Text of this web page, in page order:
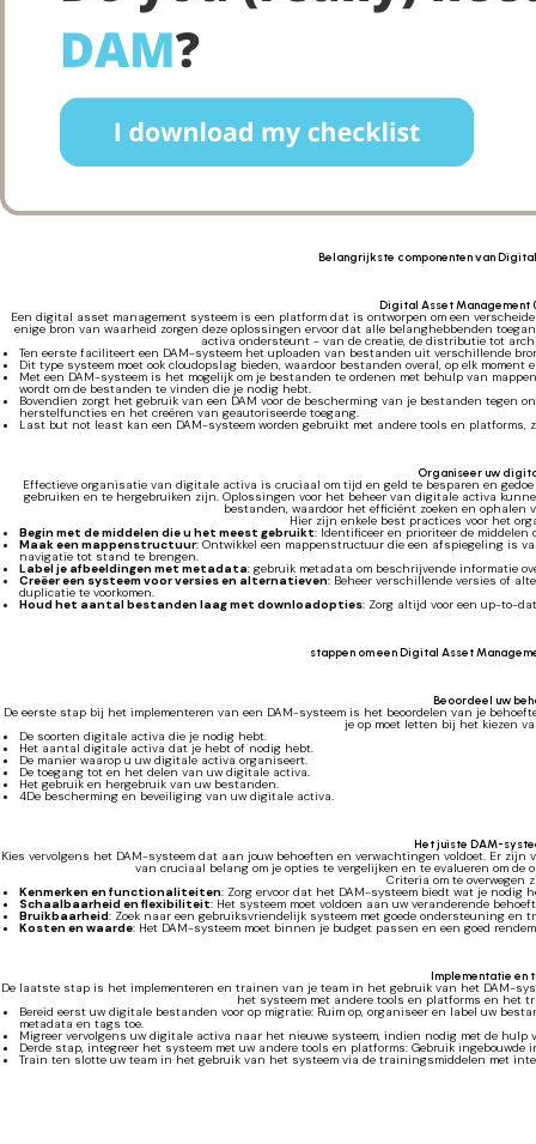
Belangrijkste componenten van
Digital Asset Management
Een digital asset management systeem is een platform dat is ontworpen om een
enige bron van waarheid zorgen deze oplossingen ervoor dat alle belanghebbenden
activa ondersteunt - van de creatie, de distributie tot
Ten eerste faciliteert een DAM-systeem het uploaden van bestanden uit verschillende
Dit type systeem moet ook cloudopslag bieden, waardoor bestanden overal, op elk
Met een DAM-systeem is het mogelijk om je bestanden te ordenen met behulp van
wordt om de bestanden te vinden die je nodig hebt.
Bovendien zorgt het gebruik van een DAM voor de bescherming van je bestanden tegen
herstelfuncties en het creëren van geautoriseerde toegang.
Last but not least kan een DAM-systeem worden gebruikt met andere tools en
Organiseer uw
Effectieve organisatie van digitale activa is cruciaal om tijd en geld te besparen en
gebruiken en te hergebruiken zijn. Oplossingen voor het beheer van digitale activa
bestanden, waardoor het efficiënt zoeken en ophalen
Hier zijn enkele best practices voor het
Begin met de middelen die u het meest gebruikt: Identificeer en prioriteer de
Maak een mappenstructuur: Ontwikkel een mappenstructuur die een afspiegeling is
navigatie tot stand te brengen.
Label je afbeeldingen met metadata: gebruik metadata om beschrijvende informatie
Creëer een systeem voor versies en alternatieven: Beheer verschillende versies of
duplicatie te voorkomen.
Houd het aantal bestanden laag met downloadopties: Zorg altijd voor een up-to-
stappen om een Digital Asset
Beoordeel uw
De eerste stap bij het implementeren van een DAM-systeem is het beoordelen van je
je op moet letten bij het kiezen
De soorten digitale activa die je nodig hebt.
Het aantal digitale activa dat je hebt of nodig hebt.
De manier waarop u uw digitale activa organiseert.
De toegang tot en het delen van uw digitale activa.
Het gebruik en hergebruik van uw bestanden.
4De bescherming en beveiliging van uw digitale activa.
Het juiste DAM-
Kies vervolgens het DAM-systeem dat aan jouw behoeften en verwachtingen voldoet. Er
van cruciaal belang om je opties te vergelijken en te evalueren om de
Criteria om te overwegen
Kenmerken en functionaliteiten: Zorg ervoor dat het DAM-systeem biedt wat je nodig
Schaalbaarheid en flexibiliteit: Het systeem moet voldoen aan uw veranderende
Bruikbaarheid: Zoek naar een gebruiksvriendelijk systeem met goede ondersteuning en
Kosten en waarde: Het DAM-systeem moet binnen je budget passen en een goed
Implementatie en
De laatste stap is het implementeren en trainen van je team in het gebruik van het DAM-
het systeem met andere tools en platforms en het
Bereid eerst uw digitale bestanden voor op migratie: Ruim op, organiseer en label uw
metadata en tags toe.
Migreer vervolgens uw digitale activa naar het nieuwe systeem, indien nodig met de hulp
Derde stap, integreer het systeem met uw andere tools en platforms: Gebruik
Train ten slotte uw team in het gebruik van het systeem via de trainingsmiddelen met